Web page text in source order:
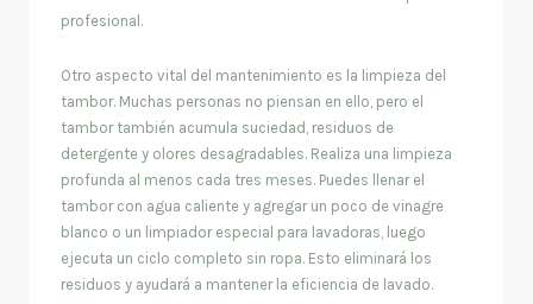
profesional.
Otro aspecto vital del mantenimiento es la limpieza del
tambor. Muchas personas no piensan en ello, pero el
tambor también acumula suciedad, residuos de
detergente y olores desagradables. Realiza una limpieza
profunda al menos cada tres meses. Puedes llenar el
tambor con agua caliente y agregar un poco de vinagre
blanco o un limpiador especial para lavadoras, luego
ejecuta un ciclo completo sin ropa. Esto eliminará los
residuos y ayudará a mantener la eficiencia de lavado.